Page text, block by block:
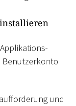
Benutzerkonto
und